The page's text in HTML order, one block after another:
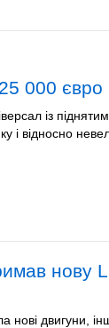
000 євро
із піднятим
і відносно
нову
нові двигуни,